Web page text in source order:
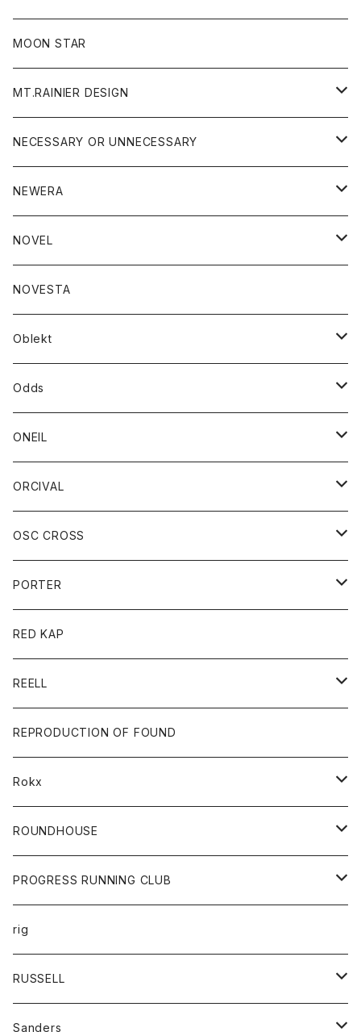
フリース
ジャケット
ニット
パンツ
帽子
MOON STAR
MT.RAINIER DESIGN
アウター
コート
ジャケット
アクセサリー
バッグ
グッズ
ウォレット
靴
トップス
ジャケット
シャツ
ボトム
ショートパンツ
パンツ
レディース
シャツ
Tシャツ
NECESSARY OR UNNECESSARY
アウター
コート
ジャケット
アクセサリー
バッグ
ブレスレット
グッズ
靴
ストール/マフラー
トップス
シャツ
シャツジャケット
ロングスリーブＴシャツ
ボトム
ショートパンツ
ジーンズ
NEWERA
帽子
NOVEL
トップス
カットソー
スエット
ボトム
NOVESTA
Oblekt
ボトム
ショートパンツ
パンツ
レディース
ボトム
Odds
帽子
ONEIL
スカート
ORCIVAL
アウター
コート
ジャケット
アクセサリー
バッグ
キッズ
Tシャツ
帽子
グッズ
靴
バック
トップス
カットソー
カーディガン
ボトムス
ショートパンツ
パンツ
レディース
カットソー
コート
OSC CROSS
ダウンジャケット
PORTER
カードホルダー
キーホルダー
財布
バック
RED KAP
REELL
パンツ
ショートパンツ
REPRODUCTION OF FOUND
Rokx
ボトム
ROUNDHOUSE
エプロン
キッズ
オーバーオール
ボトム
ペインターパンツ
PROGRESS RUNNING CLUB
トップス
Tシャツ
グッズ
帽子
rig
RUSSELL
アウター
Sanders